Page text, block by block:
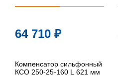
64 710 ₽
Компенсатор сильфонный
КСО 250-25-160 L 621 мм